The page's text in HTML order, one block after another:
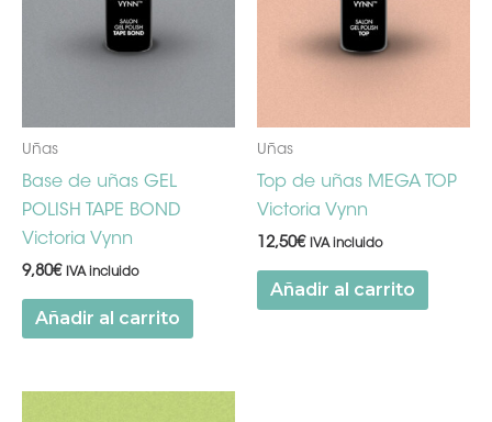
Uñas
Base de uñas GEL
POLISH TAPE BOND
Victoria Vynn
9,80€ IVA incluido
Añadir al carrito
Uñas
Top de uñas MEGA TOP
Victoria Vynn
12,50€ IVA incluido
Añadir al carrito